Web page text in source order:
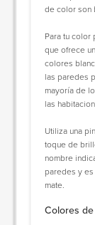
de color son
Para tu
que ofrece
colores
las paredes
mayoría de
las
Utiliza una
toque de
nombre
paredes y
mate.
Colores